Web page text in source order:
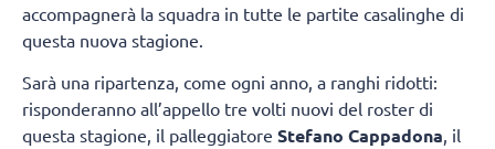
accompagnerà la squadra in tutte le partite casalinghe di
questa nuova stagione.
Sarà una ripartenza, come ogni anno, a ranghi ridotti:
risponderanno all’appello tre volti nuovi del roster di
questa stagione, il palleggiatore Stefano Cappadona, il